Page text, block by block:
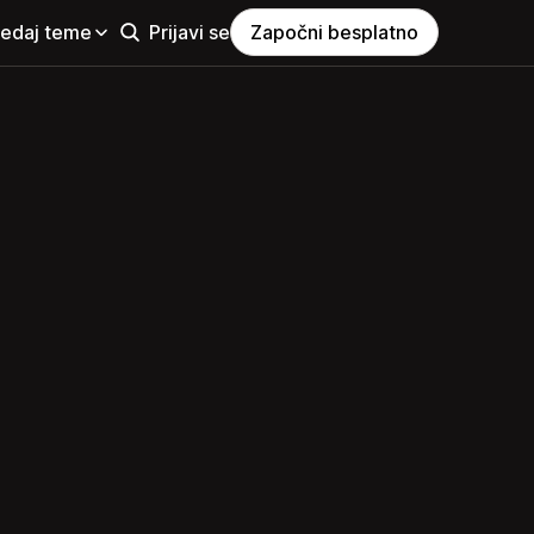
teme Prijavi se Započni besplatno